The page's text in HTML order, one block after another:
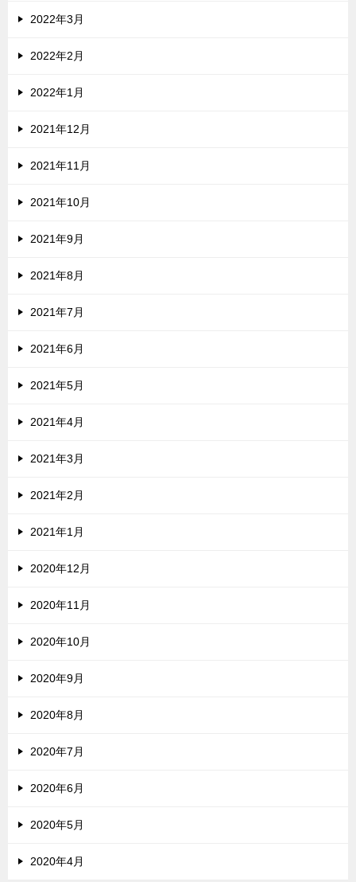
2022年3月
2022年2月
2022年1月
2021年12月
2021年11月
2021年10月
2021年9月
2021年8月
2021年7月
2021年6月
2021年5月
2021年4月
2021年3月
2021年2月
2021年1月
2020年12月
2020年11月
2020年10月
2020年9月
2020年8月
2020年7月
2020年6月
2020年5月
2020年4月